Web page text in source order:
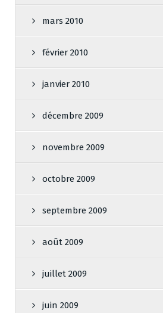
mars 2010
février 2010
janvier 2010
décembre 2009
novembre 2009
octobre 2009
septembre 2009
août 2009
juillet 2009
juin 2009